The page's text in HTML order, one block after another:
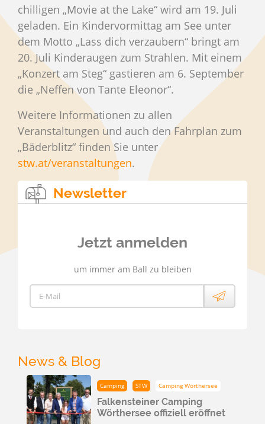
chilligen „Movie at the Lake“ wird am 19. Juli
geladen. Ein Kindervormittag am See unter
dem Motto „Lass dich verzaubern“ bringt am
20. Juli Kinderaugen zum Strahlen. Mit einem
„Konzert am Steg“ gastieren am 6. September
die „Neffen von Tante Eleonor“.
Weitere Informationen zu allen
Veranstaltungen und auch den Fahrplan zum
„Bäderblitz“ finden Sie unter
stw.at/veranstaltungen.
Newsletter
Jetzt anmelden
um immer am Ball zu bleiben
E-Mail
News & Blog
Camping STW Camping Wörthersee
Falkensteiner Camping
Wörthersee offiziell eröffnet